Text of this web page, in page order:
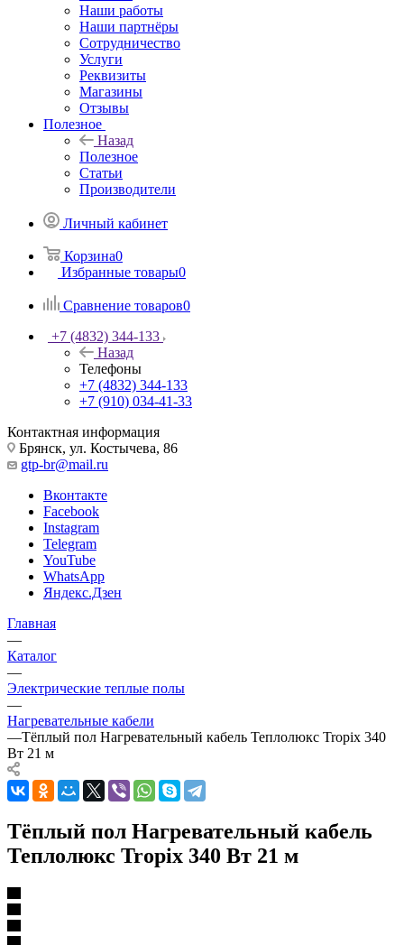
Наши работы
Наши партнёры
Сотрудничество
Услуги
Реквизиты
Магазины
Отзывы
Полезное
Назад
Полезное
Статьи
Производители
Личный кабинет
Корзина0
Избранные товары0
Сравнение товаров0
+7 (4832) 344-133
Назад
Телефоны
+7 (4832) 344-133
+7 (910) 034-41-33
Контактная информация
Брянск, ул. Костычева, 86
gtp-br@mail.ru
Вконтакте
Facebook
Instagram
Telegram
YouTube
WhatsApp
Яндекс.Дзен
Главная
—
Каталог
—
Электрические теплые полы
—
Нагревательные кабели
—Тёплый пол Нагревательный кабель Теплолюкс Tropix 340
Вт 21 м
Тёплый пол Нагревательный кабель
Теплолюкс Tropix 340 Вт 21 м